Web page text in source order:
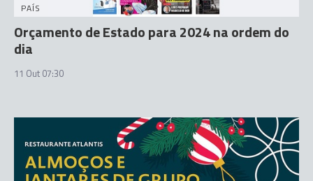
PAÍS
Orçamento de Estado para 2024 na ordem do
dia
11 Out 07:30